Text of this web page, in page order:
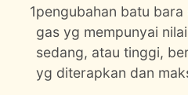
1pengubahan batu
gas yg mempunyai
sedang, atau tinggi,
yg diterapkan dan